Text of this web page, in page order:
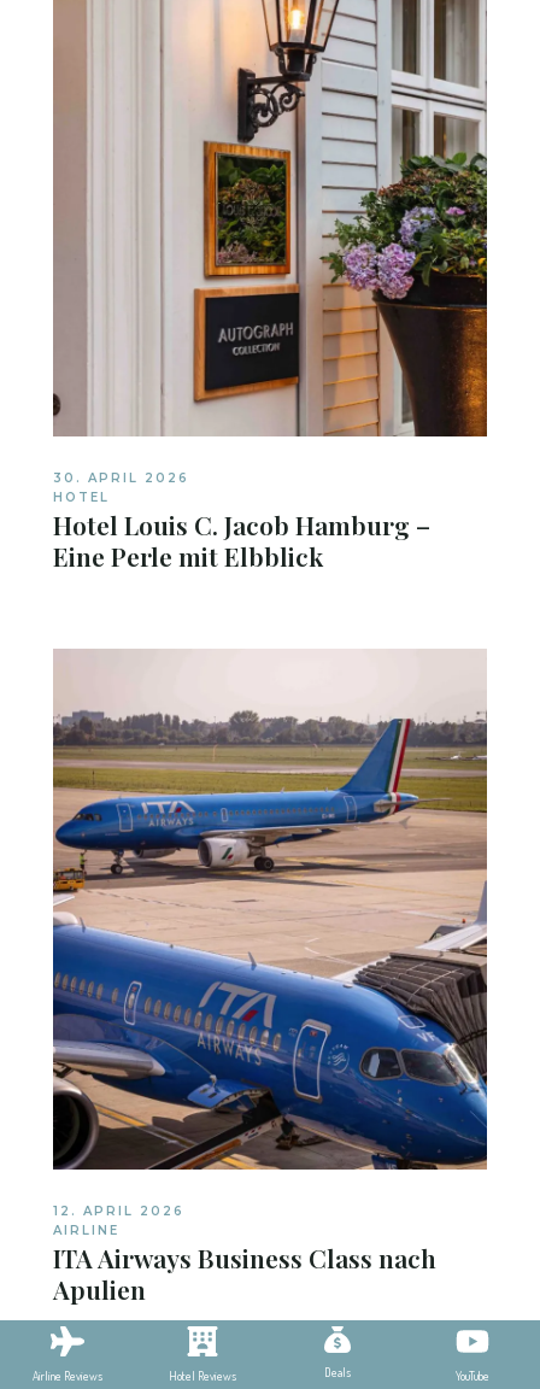
30. APRIL 2026
HOTEL
Hotel Louis C. Jacob Hamburg –
Eine Perle mit Elbblick
12. APRIL 2026
AIRLINE
ITA Airways Business Class nach
Apulien
Airline Reviews Hotel Reviews Deals YouTube